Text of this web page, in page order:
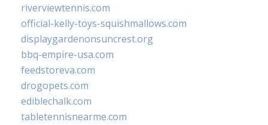
riverviewtennis.com
official-kelly-toys-squishmallows.com
displaygardenonsuncrest.org
bbq-empire-usa.com
feedstoreva.com
drogopets.com
ediblechalk.com
tabletennisnearme.com